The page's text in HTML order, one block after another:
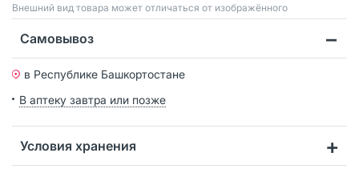
Bнешний вид товара может отличаться от изображённого
Самовывоз
в Республике Башкортостане
В аптеку завтра или позже
Условия хранения